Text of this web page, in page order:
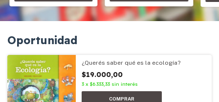
Oportunidad
¿Querés saber qué es la ecología?
$19.000,00
3 x $6.333,33 sin interés